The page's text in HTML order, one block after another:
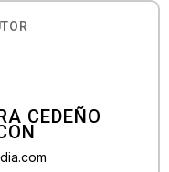
CEDEÑO